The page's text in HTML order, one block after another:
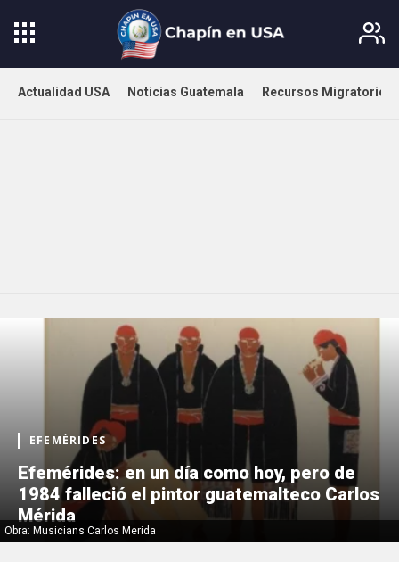
Actualidad USA Noticias Guatemala Recursos Migratorios
Obra: Musicians Carlos Merida
EFEMÉRIDES
Efemérides: en un día como hoy, pero de
1984 falleció el pintor guatemalteco Carlos
Mérida